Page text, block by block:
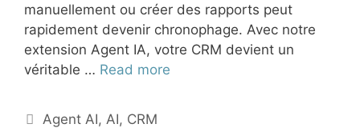
manuellement ou créer des rapports peut
rapidement devenir chronophage. Avec notre
extension Agent IA, votre CRM devient un
véritable … Read more
Agent AI, AI, CRM